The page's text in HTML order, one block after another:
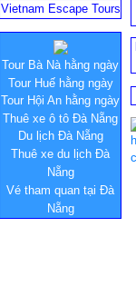
Vietnam Escape Tours
Tour Bà Nà hằng ngày
Tour Huế hằng ngày
Tour Hội An hằng ngày
Thuê xe ô tô Đà Nẵng
Du lịch Đà Nẵng
Thuê xe du lịch Đà
Nẵng
Vé tham quan tại Đà
Nẵng